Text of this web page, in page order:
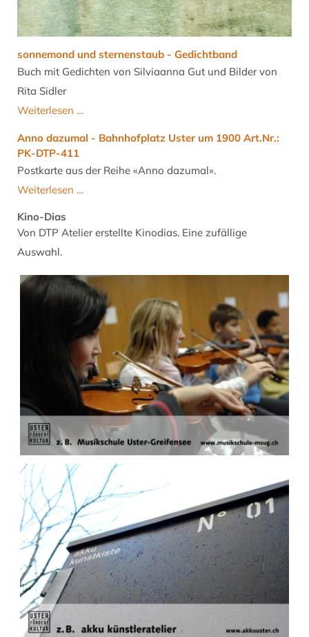
sonnemond und sternenstaub - Gedichtband
Buch mit Gedichten von Silviaanna Gut und Bilder von
Rita Sidler
Weiterlesen …sonnemond
sternenstaub
-
Anno dazumal - Bahnhofplatz Uster um 1900 Art.Nr.:
PK-DTP-411
Postkarte aus der Reihe «Anno dazumal».
Weiterlesen …Anno
-
um
1900
Art.Nr.:
PK-
DTP-
411
Kino-Dias
Von DTP Atelier erstellte Kinodias. Eine zufällige
Auswahl.